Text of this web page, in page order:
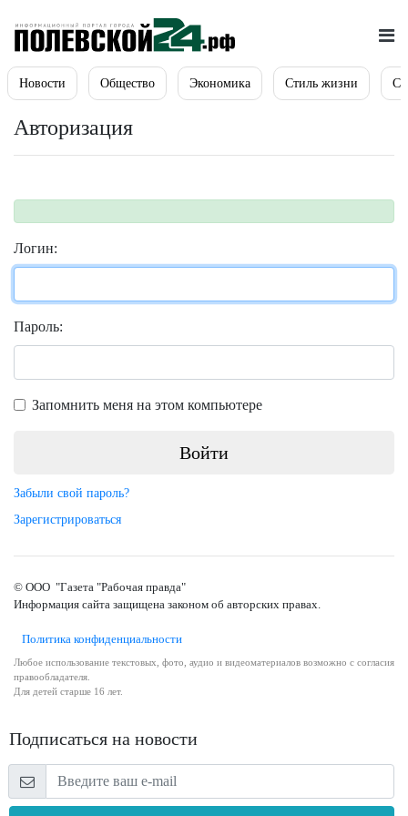
Новости Общество Экономика Стиль жизни
Авторизация
Логин:
Пароль:
Запомнить меня на этом компьютере
Забыли свой пароль?
Зарегистрироваться
© ООО "Газета "Рабочая правда"
Информация сайта защищена законом об авторских правах.
Политика конфиденциальности
Любое использование текстовых, фото, аудио и видеоматериалов возможно с согласия
правообладателя.
Для детей старше 16 лет.
Подписаться на новости